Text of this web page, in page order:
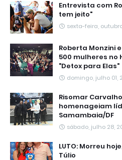
Entrevista com
tem jeito"
sexta-feira,
Roberta Monzini
500 mulheres no
"Detox para Elas"
domingo, julho 01,
Risomar
homenageiam
Samambaia/DF
sábado, julho 28,
LUTO: Morreu
Túlio